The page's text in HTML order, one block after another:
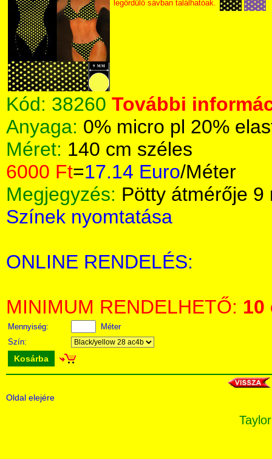
legördülő sávban találhatóak.
Kód: 38260 További
Anyaga: 0% micro pl 20%
Méret: 140 cm széles
6000 Ft=17.14 Euro/Méter
Megjegyzés: Pötty átmérője 9
Színek nyomtatása
ONLINE RENDELÉS:
MINIMUM RENDELHETŐ: 10
Mennyiség:
Méter
Szín:
Kosárba
Oldal elejére